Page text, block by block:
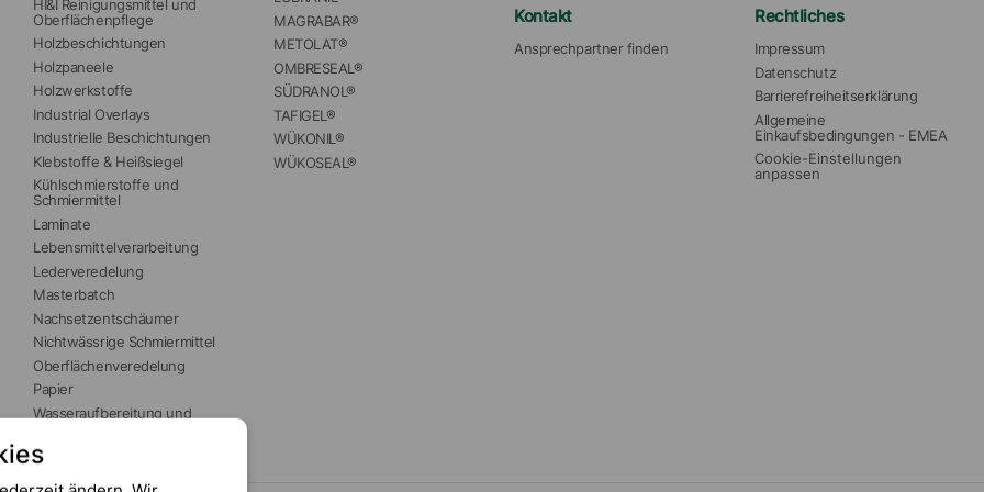
HI&I Reinigungsmittel und
Oberflächenpflege
Holzbeschichtungen
Holzpaneele
Holzwerkstoffe
Industrial Overlays
Industrielle Beschichtungen
Klebstoffe & Heißsiegel
Kühlschmierstoffe und
Schmiermittel
Laminate
Lebensmittelverarbeitung
Lederveredelung
Masterbatch
Nachsetzentschäumer
Nichtwässrige Schmiermittel
Oberflächenveredelung
Papier
Wasseraufbereitung und
MAGRABAR®
METOLAT®
OMBRESEAL®
SÜDRANOL®
TAFIGEL®
WÜKONIL®
WÜKOSEAL®
Kontakt
Ansprechpartner finden
Rechtliches
Impressum
Datenschutz
Barrierefreiheitserklärung
Allgemeine
Einkaufsbedingungen - EMEA
Cookie-Einstellungen
anpassen